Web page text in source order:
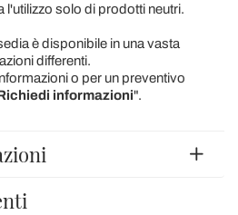
solo di prodotti neutri.
è disponibile in una vasta
differenti.
o per un preventivo
informazioni".